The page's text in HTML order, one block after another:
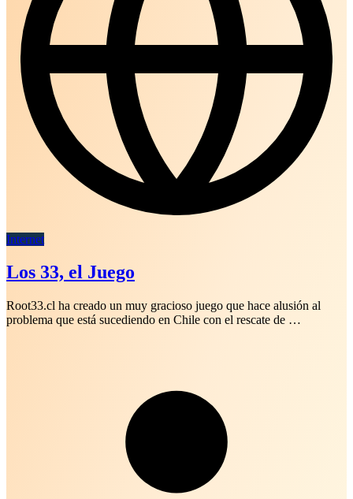
Internet
Los 33, el Juego
Root33.cl ha creado un muy gracioso juego que hace alusión al
problema que está sucediendo en Chile con el rescate de …